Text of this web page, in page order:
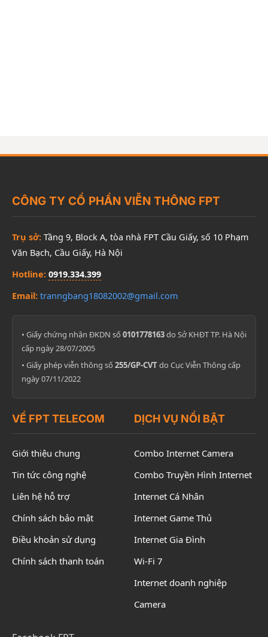
CÔNG TY CỔ PHẦN VIỄN THÔNG FPT
Trụ sở: Tầng 9, Block A, tòa nhà FPT Cầu Giấy, số 10 Phạm
Văn Bạch, Cầu Giấy, Hà Nội
Hotline: 0919.334.399
Email: tranngbang18082002@gmail.com
• Giấy chứng nhận ĐKDN số 0101778163do Sở KHĐT TP. Hà Nội
cấp ngày 28/07/2005
• Giấy phép viễn thông số 255/GP-CVTdo Cục Viễn Thông cấp
ngày 07/11/2022
VỀ FPT TELECOM
Giới thiệu chung
Tin tức công nghệ
Liên hệ hỗ trợ
Chính sách bảo mật
Điều khoản sử dụng
Chính sách thanh toán
DỊCH VỤ NỔI BẬT
Combo Internet Camera
Combo Truyền Hình Internet
Internet Cá Nhân
Internet Game Thủ
Internet Gia Đình
Wi-Fi 7
Internet doanh nghiệp
Camera